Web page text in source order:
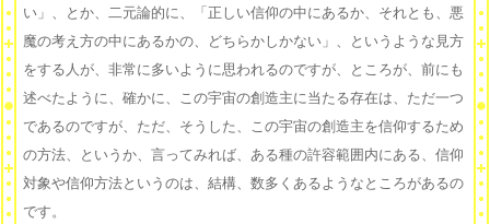
い」、とか、二元論的に、「正しい信仰の中にあるか、それとも、悪
魔の考え方の中にあるかの、どちらかしかない」、というような見方
をする人が、非常に多いように思われるのですが、ところが、前にも
述べたように、確かに、この宇宙の創造主に当たる存在は、ただ一つ
であるのですが、ただ、そうした、この宇宙の創造主を信仰するため
の方法、というか、言ってみれば、ある種の許容範囲内にある、信仰
対象や信仰方法というのは、結構、数多くあるようなところがあるの
です。